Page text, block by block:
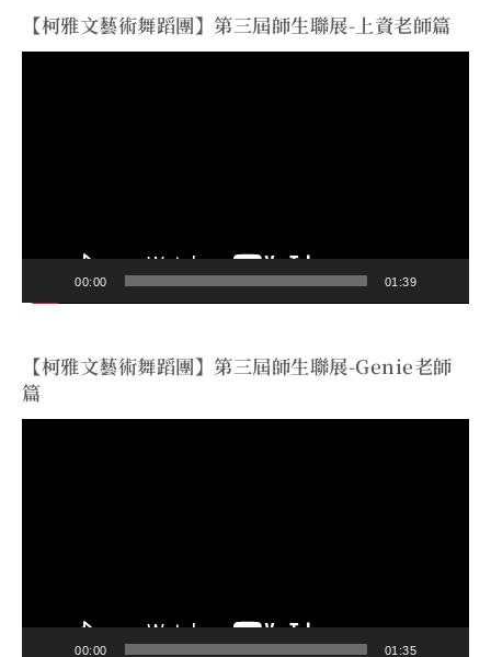
【柯雅文藝術舞蹈團】第三屆師生聯展-上資老師篇
00:00 01:39
【柯雅文藝術舞蹈團】第三屆師生聯展-Genie老師
篇
00:00 01:35